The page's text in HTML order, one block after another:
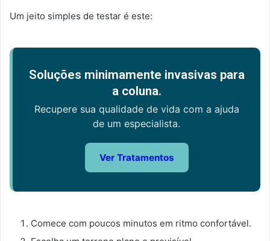
Um jeito simples de testar é este:
Soluções minimamente invasivas para
a coluna.
Recupere sua qualidade de vida com a ajuda
de um especialista.
Ver Tratamentos
Comece com poucos minutos em ritmo confortável.